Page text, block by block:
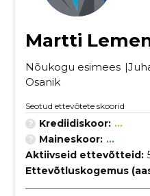
Martti
Nõukogu esimees
Osanik
Seotud ettevõtete skoorid
Krediidiskoor: ...
Maineskoor: ...
Aktiivseid ettevõtteid:
Ettevõtluskogemus